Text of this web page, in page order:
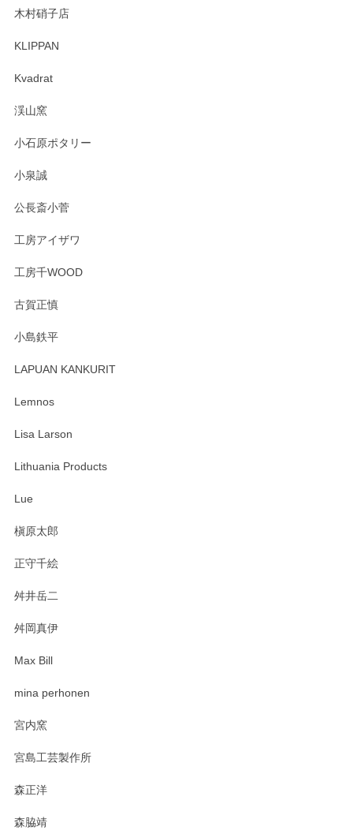
淡いグリーンのカラーがとても可愛いです❤️ ありがとうござ
す。 素敵な湯呑みでとても気に入りました。 発送も早く、
たm(_)m
います。無事に届いたようで安心いたしまし
おかけしました。 ありがとうございます。
木村硝子店
KLIPPAN
Kvadrat
渓山窯
小石原ポタリー
小泉誠
公長斎小菅
工房アイザワ
工房千WOOD
古賀正慎
小島鉄平
LAPUAN KANKURIT
Lemnos
Lisa Larson
Lithuania Products
Lue
槇原太郎
正守千絵
舛井岳二
舛岡真伊
Max Bill
mina perhonen
宮内窯
宮島工芸製作所
森正洋
森脇靖